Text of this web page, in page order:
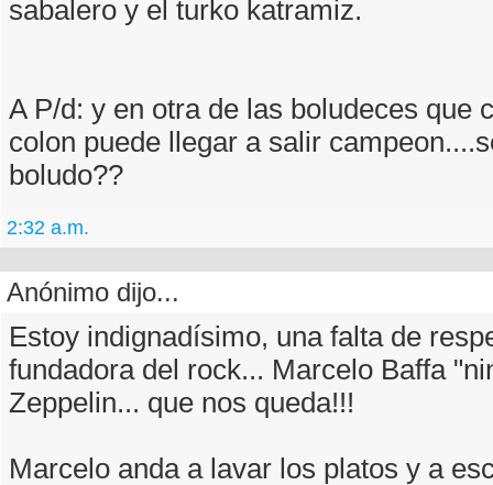
sabalero y el turko katramiz.
A P/d: y en otra de las boludeces que
colon puede llegar a salir
boludo??
2:32 a.m.
Anónimo dijo...
Estoy indignadísimo, una falta de
fundadora del rock... Marcelo Baffa
Zeppelin... que nos queda!!!
Marcelo anda a lavar los platos y a